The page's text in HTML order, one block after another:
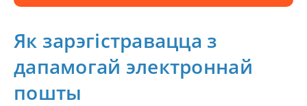
Як зарэгістравацца з
дапамогай электроннай
пошты